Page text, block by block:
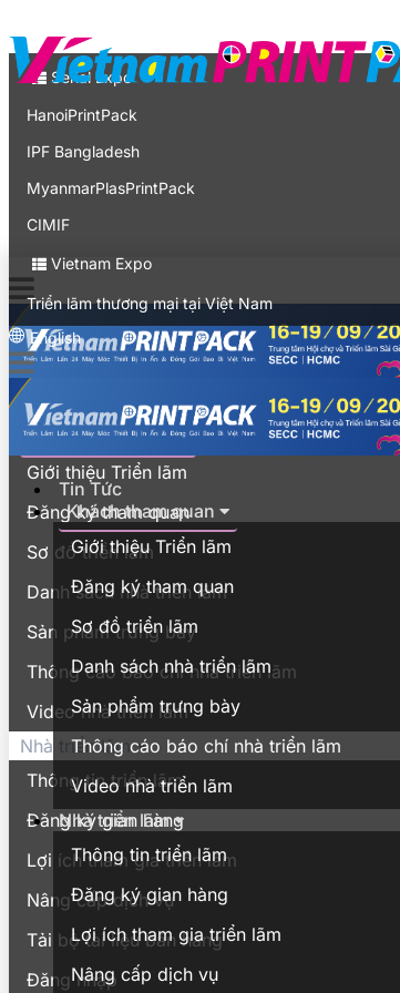
Expo
Serial Expo
HanoiPrintPack
IPF Bangladesh
MyanmarPlasPrintPack
CIMIF
Vietnam Expo
Triển lãm thương mại tại Việt Nam
English
Tin Tức
Khách tham quan
Giới thiệu Triển lãm
Đăng ký tham quan
Sơ đồ triển lãm
Danh sách nhà triển lãm
Sản phẩm trưng bày
Thông cáo báo chí nhà triển lãm
Video nhà triển lãm
Nhà triển lãm
Thông tin triển lãm
Đăng ký gian hàng
Lợi ích tham gia triển lãm
Nâng cấp dịch vụ
Tin Tức
Khách tham quan
Giới thiệu Triển lãm
Đăng ký tham quan
Sơ đồ triển lãm
Danh sách nhà triển lãm
Sản phẩm trưng bày
Thông cáo báo chí nhà triển lãm
Video nhà triển lãm
Nhà triển lãm
Thông tin triển lãm
Đăng ký gian hàng
Lợi ích tham gia triển lãm
Nâng cấp dịch vụ
Tải bộ tài liệu bán hàng
Đăng nhập